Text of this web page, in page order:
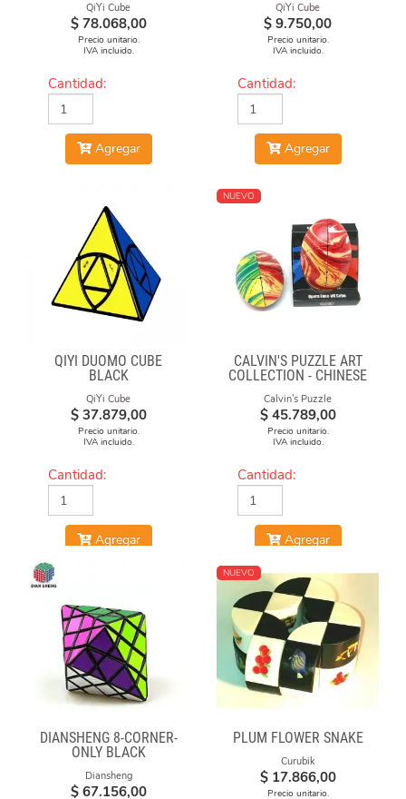
QiYi Cube
$ 78.068,00
Precio unitario.
IVA incluido.
Cantidad:
Agregar
QiYi Cube
$ 9.750,00
Precio unitario.
IVA incluido.
Cantidad:
Agregar
QIYI DUOMO CUBE
BLACK
QiYi Cube
$ 37.879,00
Precio unitario.
IVA incluido.
Cantidad:
Agregar
NUEVO
CALVIN'S PUZZLE ART
COLLECTION - CHINESE
OPERA FACE-OFF CUBE
(MOLTEN LAVA)
Calvin's Puzzle
$ 45.789,00
Precio unitario.
IVA incluido.
Cantidad:
Agregar
DIANSHENG 8-CORNER-
ONLY BLACK
Diansheng
$ 67.156,00
NUEVO
PLUM FLOWER SNAKE
Curubik
$ 17.866,00
Precio unitario.